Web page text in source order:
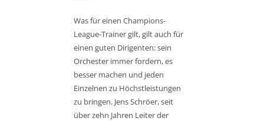
Was für einen Champions-
League-Trainer gilt, gilt auch für
einen guten Dirigenten: sein
Orchester immer fordern, es
besser machen und jeden
Einzelnen zu Höchstleistungen
zu bringen. Jens Schröer, seit
über zehn Jahren Leiter der